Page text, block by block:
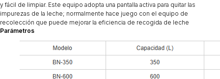
y fácil de limpiar. Este equipo adopta una pantalla activa para quitar las
impurezas de la leche; normalmente hace juego con el equipo de
recolección que puede mejorar la eficiencia de recogida de leche
Parámetros